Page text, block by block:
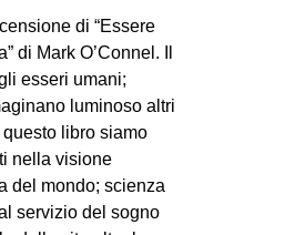
SPAZI
POPOLARE
di “Essere
di Mark O’Connel. Il
esseri umani;
luminoso altri
libro siamo
nella visione
del mondo; scienza
servizio del sogno